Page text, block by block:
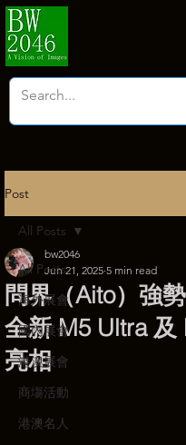
Post
All Posts
海外展會
國內展會
港澳展會
商塲活動
港澳名人
All Posts
問界（Aito）強
全新 M5 Ultra 及
亮相
bw2046
Jun 21, 2025 5 min read